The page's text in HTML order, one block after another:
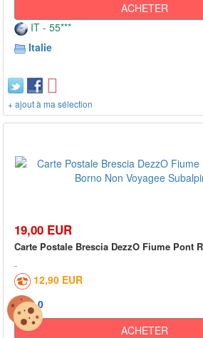
ACHETER
IT - 55***
Italie
+ ajout à ma sélection
19,00 EUR
Carte Postale Brescia DezzO Fiume Pont
12,90 EUR
0
ACHETER